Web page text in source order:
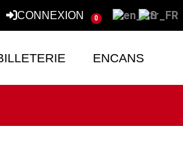
CONNEXION 0
ENCANS